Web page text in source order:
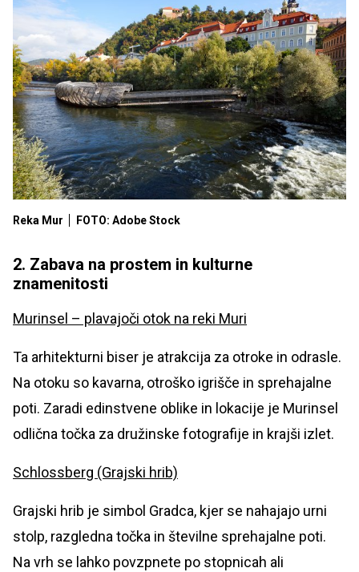
Reka Mur FOTO: Adobe Stock
2. Zabava na prostem in kulturne
znamenitosti
Murinsel – plavajoči otok na reki Muri
Ta arhitekturni biser je atrakcija za otroke in odrasle.
Na otoku so kavarna, otroško igrišče in sprehajalne
poti. Zaradi edinstvene oblike in lokacije je Murinsel
odlična točka za družinske fotografije in krajši izlet.
Schlossberg (Grajski hrib)
Grajski hrib je simbol Gradca, kjer se nahajajo urni
stolp, razgledna točka in številne sprehajalne poti.
Na vrh se lahko povzpnete po stopnicah ali